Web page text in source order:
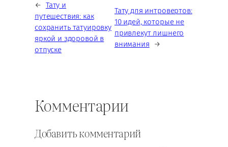
← Тату и
путешествия: как
сохранить татуировку
яркой и здоровой в
отпуске
Тату для интровертов:
10 идей, которые не
привлекут лишнего
внимания
→
Комментарии
Добавить комментарий